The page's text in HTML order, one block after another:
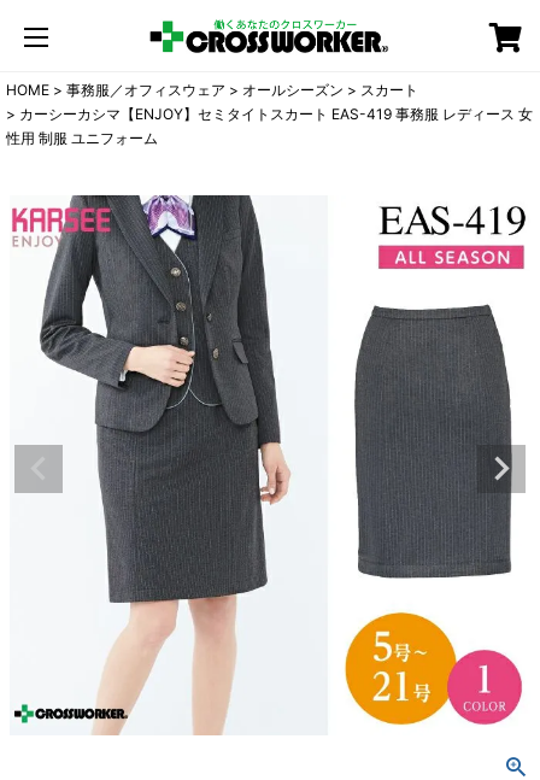
HOME 事務服／オフィスウェア オールシーズン
スカート
カーシーカシマ【ENJOY】セミタイトスカート EAS-419 事務服 レディース 女
性用 制服 ユニフォーム